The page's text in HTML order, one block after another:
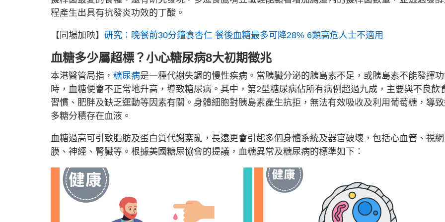
程產生出具有抗發炎功效的丁酸。
【同場加映】 研究：晚餐前30分鐘食杏仁 餐後血糖最多可降28% 6類高危人士不適用
血糖多少屬超標？小心糖尿病8大初期徵兆
本港醫管局指， 糖尿病是一種代謝失調的慢性疾病。當胰臟分泌的胰島素不足，或胰島素不能發揮
時，血糖便會不正常地升高，導致糖尿病。其中，第2型糖尿病佔所有病例超過九成，主要與不良飲
習慣、肥胖及缺乏運動等因素有關。身體細胞對胰島素產生抗拒，無法有效吸收及利用葡萄糖，導
多糖分積存在血液。
血糖過高可引致脂肪及蛋白質代謝紊亂，長遠更會引起多個身體系統及器官破壞，包括心血管、視網
膜、神經、腎臟等。根據美國糖尿協會的提議，血糖異常及糖尿病的標準如下：